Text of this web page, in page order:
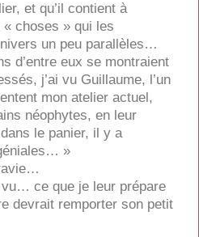
et qu’il contient à
choses » qui les
un peu parallèles…
d’entre eux se montraient
j’ai vu Guillaume, l’un
mon atelier actuel,
néophytes, en leur
le panier, il y a
»
vu… ce que je leur prépare
devrait remporter son petit